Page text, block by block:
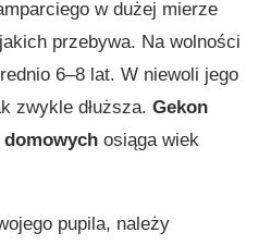
w dużej mierze
przebywa. Na wolności
6–8 lat. W niewoli jego
zwykle dłuższa. Gekon
osiąga wiek
pupila, należy